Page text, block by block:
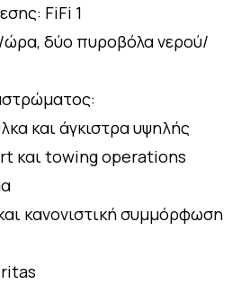
FiFi 1
ώρα, δύο πυροβόλα νερού/
και άγκιστρα υψηλής
και towing operations
κανονιστική συμμόρφωση